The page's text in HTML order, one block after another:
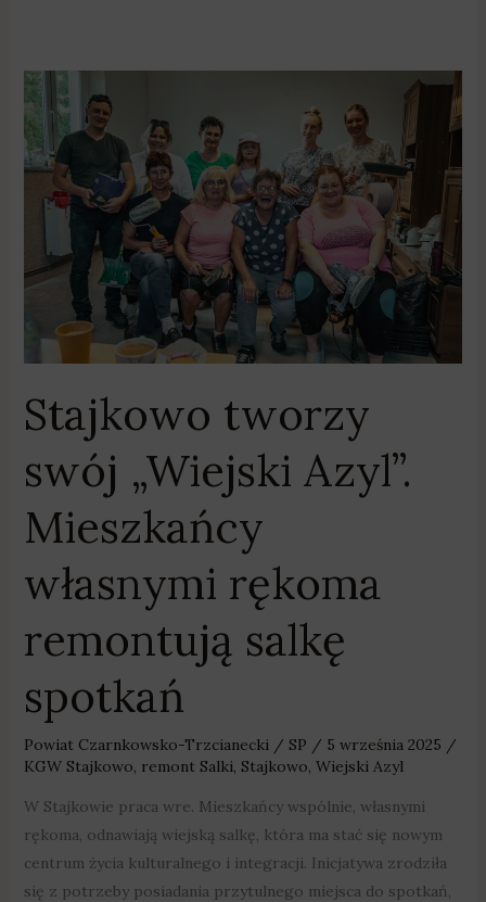
Stajkowo tworzy
swój „Wiejski Azyl”.
Mieszkańcy
własnymi rękoma
remontują salkę
spotkań
Powiat Czarnkowsko-Trzcianecki/ SP / 5 września 2025 /
KGW Stajkowo, remont Salki, Stajkowo, Wiejski Azyl
W Stajkowie praca wre. Mieszkańcy wspólnie, własnymi
rękoma, odnawiają wiejską salkę, która ma stać się nowym
centrum życia kulturalnego i integracji. Inicjatywa zrodziła
się z potrzeby posiadania przytulnego miejsca do spotkań,
Stajkowo
tworzy
swój
„Wiejski
Azyl”.
Mieszkańcy
własnymi
rękoma
remontują
salkę
spotkań